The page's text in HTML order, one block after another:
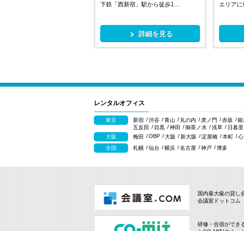
下鉄「西新宿」駅から徒歩1…
詳細を見る
エリア
レンタルオフィス
東京 新宿 渋谷 青山 丸の内 虎ノ門 赤坂 銀
五反田
目黒 神田 御茶ノ水 浅草 日暮里
大阪
梅田 OBP 大阪 新大阪 淀屋橋 本町
全国
札幌 仙台 横浜 名古屋 神戸 博多
国内最大級の貸し
会議室ドットコム
研修・合宿ができ